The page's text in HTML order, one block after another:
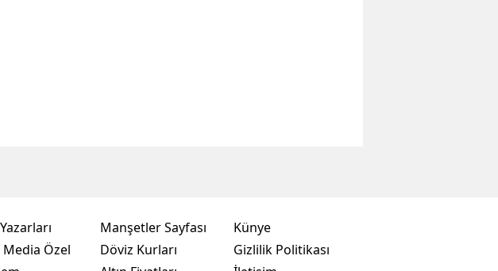
Media Özel
Manşetler Sayfası
Döviz Kurları
Künye
Gizlilik Politikası